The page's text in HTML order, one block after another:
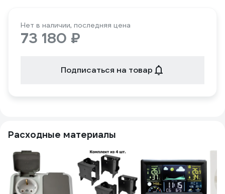
Нет в наличии, последняя цена
73 180 ₽
Подписаться на товар
Расходные материалы